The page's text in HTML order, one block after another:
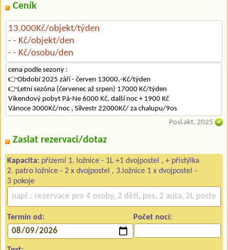
Ceník
13.000Kč/objekt/týden
- - Kč/objekt/den
- - Kč/osobu/den
cena podle sezony :
👉Období 2025 září - červen 13000,-Kč/týden
👉Letní sezóna (červenec až srpen) 17000 Kč/týden
Víkendový pobyt Pá-Ne 6000 Kč, další noc + 1900 Kč
Vánoce 3000Kč/noc , Silvestr 22000Kč/ za chalupu/9os
Posl.akt. 2025
Zaslat rezervaci/dotaz
Kapacita: přízemí 1. ložnice - 1L +1 dvojpostel , + přistýlka
2. patro ložnice - 2 x dvojpostel , 3.ložnice 1 x dvojpostel -
3 pokoje
Termín od: Počet nocí: